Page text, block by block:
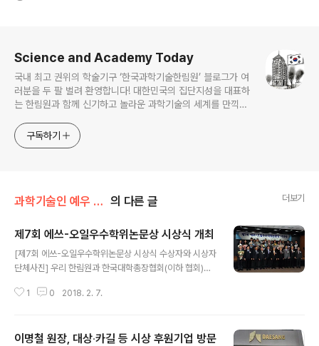
Science and Academy Today
국내 최고 권위의 학술기구 ‘한국과학기술한림원’ 블로그가 여
러분을 두 팔 벌려 환영합니다! 대한민국의 집단지성을 대표하
는 한림원과 함께 신기하고 놀라운 과학기술의 세계를 만끽하
구독하기
과학기술인 예우 및 시상/시상 의 다른 글 더보기
제7회 에쓰-오일우수학위논문상 시상식 개최
[제7회 에쓰-오일우수학위논문상 시상식 수상자와 시상자
단체사진] 우리 한림원과 한국대학총장협회(이하 협회)는
학위 논문상 시상식’을 개최하고, 양효선 이화여자대학교
우수상 김보란(이화여대, 지도교수 이윤진) ▲물리학 우수
1 0 2018. 2. 7.
이명철 원장, 대상‧카길 등 시상 후원기업 방문